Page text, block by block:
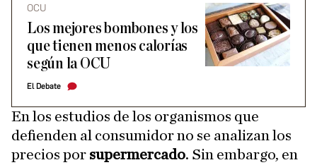
OCU
Los mejores bombones y los
que tienen menos calorías
según la OCU
El Debate
En los estudios de los organismos que
defienden al consumidor no se analizan los
precios por supermercado. Sin embargo, en